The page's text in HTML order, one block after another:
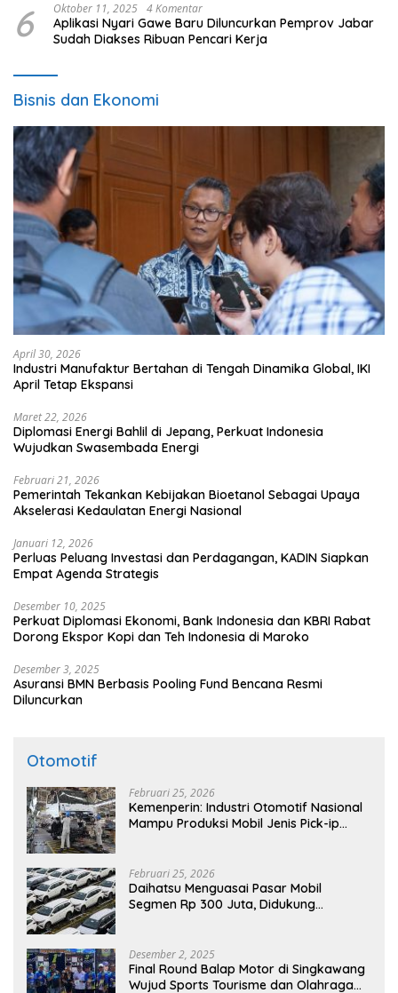
6 Oktober 11, 2025 4 Komentar
Aplikasi Nyari Gawe Baru Diluncurkan Pemprov Jabar
Sudah Diakses Ribuan Pencari Kerja
Bisnis dan Ekonomi
April 30, 2026
Industri Manufaktur Bertahan di Tengah Dinamika Global, IKI
April Tetap Ekspansi
Maret 22, 2026
Diplomasi Energi Bahlil di Jepang, Perkuat Indonesia
Wujudkan Swasembada Energi
Februari 21, 2026
Pemerintah Tekankan Kebijakan Bioetanol Sebagai Upaya
Akselerasi Kedaulatan Energi Nasional
Januari 12, 2026
Perluas Peluang Investasi dan Perdagangan, KADIN Siapkan
Empat Agenda Strategis
Desember 10, 2025
Perkuat Diplomasi Ekonomi, Bank Indonesia dan KBRI Rabat
Dorong Ekspor Kopi dan Teh Indonesia di Maroko
Desember 3, 2025
Asuransi BMN Berbasis Pooling Fund Bencana Resmi
Diluncurkan
Otomotif
Februari 25, 2026
Kemenperin: Industri Otomotif Nasional
Mampu Produksi Mobil Jenis Pick-ip
Februari 25, 2026
Daihatsu Menguasai Pasar Mobil
Segmen Rp 300 Juta, Didukung
Desember 2, 2025
Final Round Balap Motor di Singkawang
Wujud Sports Tourisme dan Olahraga